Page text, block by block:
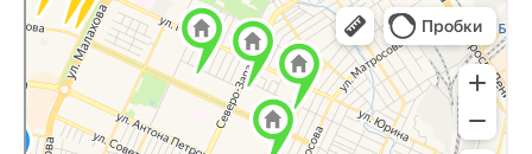
Барнаул
Яндекс Карты — транспорт, навигация, поиск мест